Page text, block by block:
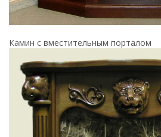
Камин с вместительным порталом